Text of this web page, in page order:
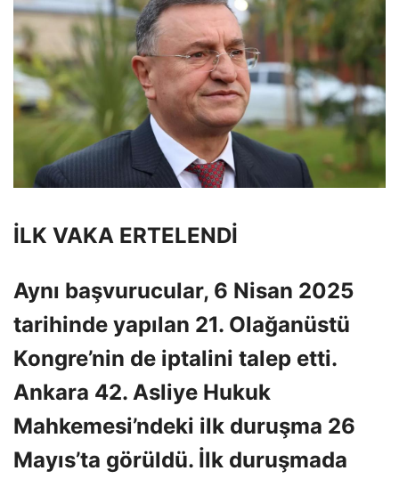
İLK VAKA ERTELENDİ
Aynı başvurucular, 6 Nisan 2025
tarihinde yapılan 21. Olağanüstü
Kongre’nin de iptalini talep etti.
Ankara 42. Asliye Hukuk
Mahkemesi’ndeki ilk duruşma 26
Mayıs’ta görüldü. İlk duruşmada